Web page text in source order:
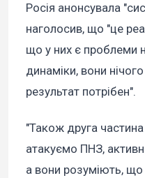
Росія анонсувала
наголосив, що "це
що у них є проблеми
динаміки, вони
результат потрібен".
"Також друга
атакуємо ПНЗ,
а вони розуміють,